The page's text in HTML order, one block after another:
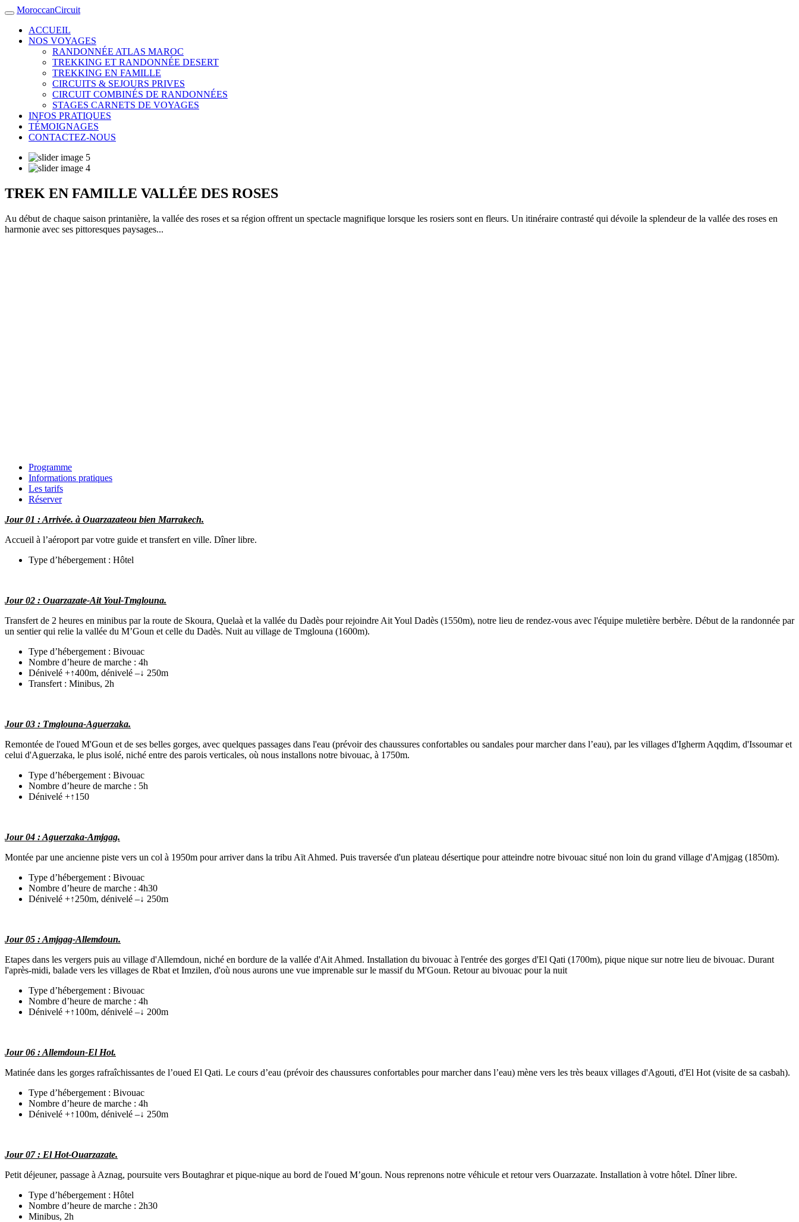
MoroccanCircuit
ACCUEIL
NOS VOYAGES
RANDONNÉE ATLAS MAROC
TREKKING ET RANDONNÉE DESERT
TREKKING EN FAMILLE
CIRCUITS & SEJOURS PRIVES
CIRCUIT COMBINÉS DE RANDONNÉES
STAGES CARNETS DE VOYAGES
INFOS PRATIQUES
TÉMOIGNAGES
CONTACTEZ-NOUS
TREK EN FAMILLE VALLÉE DES ROSES
Au début de chaque saison printanière, la vallée des roses et sa région offrent un spectacle magnifique lorsque les rosiers sont en fleurs. Un itinéraire contrasté qui dévoile la splendeur de la vallée des roses en
harmonie avec ses pittoresques paysages...
Programme
Informations pratiques
Les tarifs
Réserver
Jour 01 : Arrivée. à Ouarzazateou bien Marrakech.
Accueil à l’aéroport par votre guide et transfert en ville. Dîner libre.
Type d’hébergement : Hôtel
Jour 02 : Ouarzazate-Ait Youl-Tmglouna.
Transfert de 2 heures en minibus par la route de Skoura, Quelaà et la vallée du Dadès pour rejoindre Ait Youl Dadès (1550m), notre lieu de rendez-vous avec l'équipe muletière berbère. Début de la randonnée par
un sentier qui relie la vallée du M’Goun et celle du Dadès. Nuit au village de Tmglouna (1600m).
Type d’hébergement : Bivouac
Nombre d’heure de marche : 4h
Dénivelé +↑400m, dénivelé –↓ 250m
Transfert : Minibus, 2h
Jour 03 : Tmglouna-Aguerzaka.
Remontée de l'oued M'Goun et de ses belles gorges, avec quelques passages dans l'eau (prévoir des chaussures confortables ou sandales pour marcher dans l’eau), par les villages d'Igherm Aqqdim, d'Issoumar et
celui d'Aguerzaka, le plus isolé, niché entre des parois verticales, où nous installons notre bivouac, à 1750m.
Type d’hébergement : Bivouac
Nombre d’heure de marche : 5h
Dénivelé +↑150
Jour 04 : Aguerzaka-Amjgag.
Montée par une ancienne piste vers un col à 1950m pour arriver dans la tribu Aït Ahmed. Puis traversée d'un plateau désertique pour atteindre notre bivouac situé non loin du grand village d'Amjgag (1850m).
Type d’hébergement : Bivouac
Nombre d’heure de marche : 4h30
Dénivelé +↑250m, dénivelé –↓ 250m
Jour 05 : Amjgag-Allemdoun.
Etapes dans les vergers puis au village d'Allemdoun, niché en bordure de la vallée d'Ait Ahmed. Installation du bivouac à l'entrée des gorges d'El Qati (1700m), pique nique sur notre lieu de bivouac. Durant
l'après-midi, balade vers les villages de Rbat et Imzilen, d'où nous aurons une vue imprenable sur le massif du M'Goun. Retour au bivouac pour la nuit
Type d’hébergement : Bivouac
Nombre d’heure de marche : 4h
Dénivelé +↑100m, dénivelé –↓ 200m
Jour 06 : Allemdoun-El Hot.
Matinée dans les gorges rafraîchissantes de l’oued El Qati. Le cours d’eau (prévoir des chaussures confortables pour marcher dans l’eau) mène vers les très beaux villages d'Agouti, d'El Hot (visite de sa casbah).
Type d’hébergement : Bivouac
Nombre d’heure de marche : 4h
Dénivelé +↑100m, dénivelé –↓ 250m
Jour 07 : El Hot-Ouarzazate.
Petit déjeuner, passage à Aznag, poursuite vers Boutaghrar et pique-nique au bord de l'oued M’goun. Nous reprenons notre véhicule et retour vers Ouarzazate. Installation à votre hôtel. Dîner libre.
Type d’hébergement : Hôtel
Nombre d’heure de marche : 2h30
Minibus, 2h